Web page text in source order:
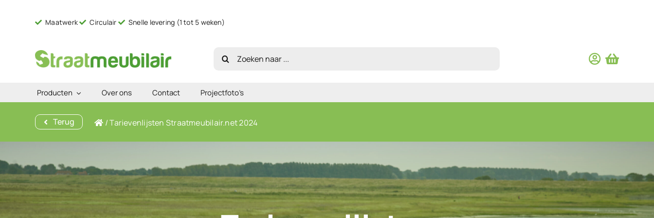
Maatwerk Circulair Snelle levering (1 tot 5 weken)
naar:
Producten Over ons Contact Projectfoto’s
Terug /Tarievenlijsten Straatmeubilair.net 2024